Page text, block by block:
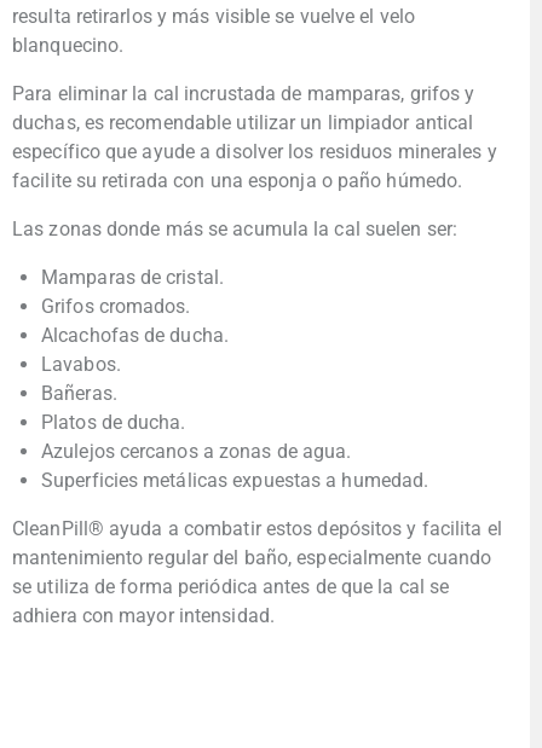
resulta retirarlos y más visible se vuelve el velo
blanquecino.
Para eliminar la cal incrustada de mamparas, grifos y
duchas, es recomendable utilizar un limpiador antical
específico que ayude a disolver los residuos minerales y
facilite su retirada con una esponja o paño húmedo.
Las zonas donde más se acumula la cal suelen ser:
Mamparas de cristal.
Grifos cromados.
Alcachofas de ducha.
Lavabos.
Bañeras.
Platos de ducha.
Azulejos cercanos a zonas de agua.
Superficies metálicas expuestas a humedad.
CleanPill® ayuda a combatir estos depósitos y facilita el
mantenimiento regular del baño, especialmente cuando
se utiliza de forma periódica antes de que la cal se
adhiera con mayor intensidad.